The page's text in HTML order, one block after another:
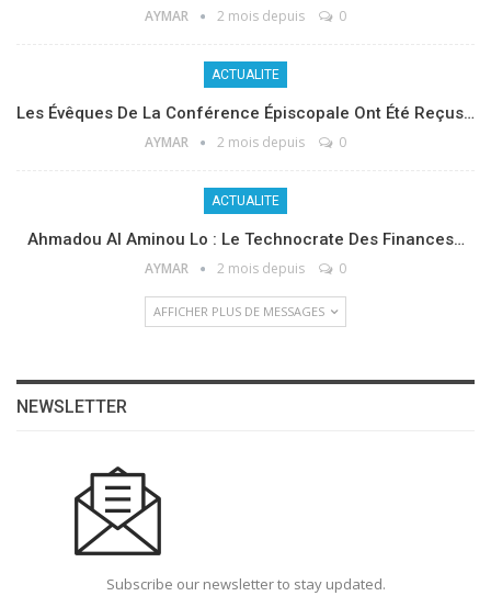
AYMAR 2 mois depuis 0
ACTUALITE
Les Évêques De La Conférence Épiscopale Ont Été Reçus…
AYMAR 2 mois depuis 0
ACTUALITE
Ahmadou Al Aminou Lo : Le Technocrate Des Finances…
AYMAR 2 mois depuis 0
AFFICHER PLUS DE MESSAGES
NEWSLETTER
Subscribe our newsletter to stay updated.